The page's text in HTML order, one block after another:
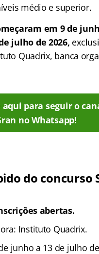
médio e superior.
em 9 de
julho de 2026,
Quadrix, banca
aqui para seguir o
no Whatsapp!
do concurso
abertas.
Instituto Quadrix.
junho a 13 de julho